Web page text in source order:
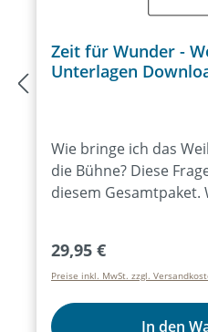
Zeit für Wunder -
Unterlagen
Wie bringe ich das
die Bühne? Diese
diesem Gesamtpaket.
mehr.Themen:Die
für Ihre
praktische
und
Regulärer Preis:
29,95 €
Preise inkl. MwSt. zzgl.
In den